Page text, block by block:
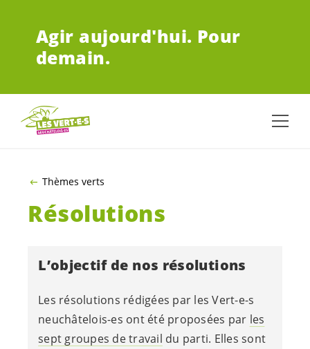
Agir aujourd'hui. Pour
demain.
Thèmes verts
Résolutions
L’objectif de nos résolutions
Les résolutions rédigées par lesVert-e-s
neuchâtelois-es ont été proposées par les
sept groupes de travail du parti. Elles sont